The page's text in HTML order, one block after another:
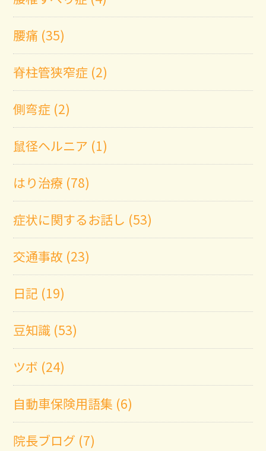
腰痛 (35)
脊柱管狭窄症 (2)
側弯症 (2)
鼠径ヘルニア (1)
はり治療 (78)
症状に関するお話し (53)
交通事故 (23)
日記 (19)
豆知識 (53)
ツボ (24)
自動車保険用語集 (6)
院長ブログ (7)